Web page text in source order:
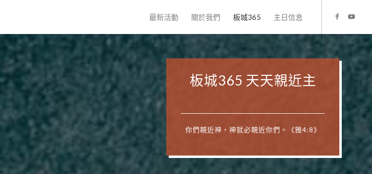
最新活動 關於我們 板城365 主日信息
板城365 天天親近主
你們親近神，神就必親近你們。《雅4:8》